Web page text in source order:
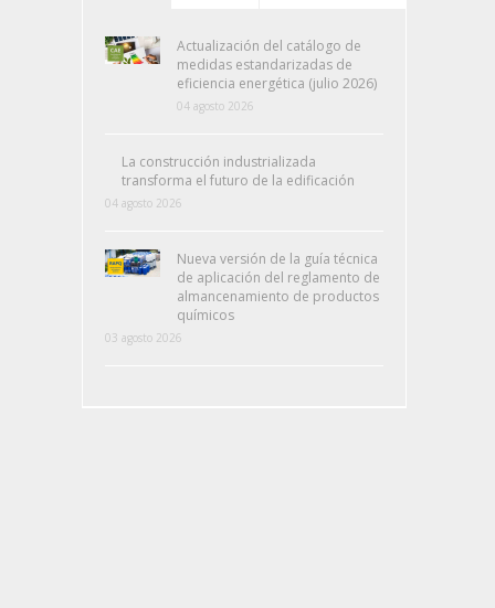
Actualización del catálogo de
medidas estandarizadas de
eficiencia energética (julio 2026)
04 agosto 2026
La construcción industrializada
transforma el futuro de la edificación
04 agosto 2026
Nueva versión de la guía técnica
de aplicación del reglamento de
almancenamiento de productos
químicos
03 agosto 2026